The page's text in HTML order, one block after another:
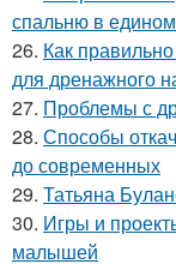
спальню в
26. Как
для дренажного
27. Проблемы с
28. Способы
до современных
29. Татьяна
30. Игры и
малышей